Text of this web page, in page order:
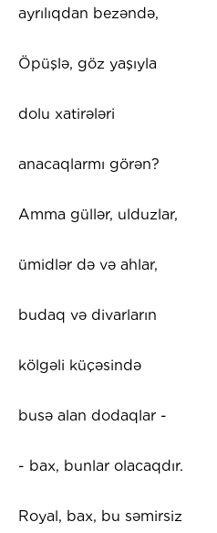
ayrılıqdan bezəndə,
Öpüşlə, göz yaşıyla
dolu xatirələri
anacaqlarmı görən?
Amma güllər, ulduzlar,
ümidlər də və ahlar,
budaq və divarların
kölgəli küçəsində
busə alan dodaqlar -
- bax, bunlar olacaqdır.
Royal, bax, bu səmirsiz